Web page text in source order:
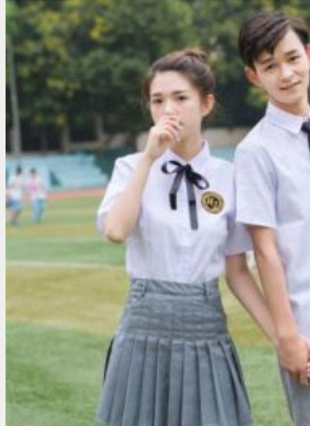
Trang Chủ
Giới thiệu
Vải Thun
Tin Tức
Áo Thun Đồng Phục
Áo Thun Đồng Phục Quán Cafe
Áo Thun Đồng Phục Mầm Non
Áo Thun Đồng Phục Công Nhân
Áo thun teambuilding đi biển
Áo Thun Nhóm
Áo Thun Lớp
Đồng Phục Công Nhân
In Áo Đồng Phục
May Áo Thun Quảng Cáo – Áo Thun Sự Kiện
Sỉ Áo Thun
Áo thun trơn giá sỉ
Áo Thun Cotton Sỉ
Sỉ áo thun Polo giá sỉ
Sỉ áo thun cá sấu giá rẻ
Sỉ áo thun tay lỡ
Áo thun trơn trắng
Sỉ Áo Thun 4 Chiều